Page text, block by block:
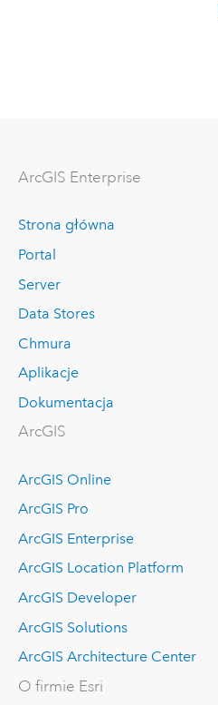
ArcGIS Enterprise
Strona główna
Portal
Server
Data Stores
Chmura
Aplikacje
Dokumentacja
ArcGIS
ArcGIS Online
ArcGIS Pro
ArcGIS Enterprise
ArcGIS Location Platform
ArcGIS Developer
ArcGIS Solutions
ArcGIS Architecture Center
O firmie Esri